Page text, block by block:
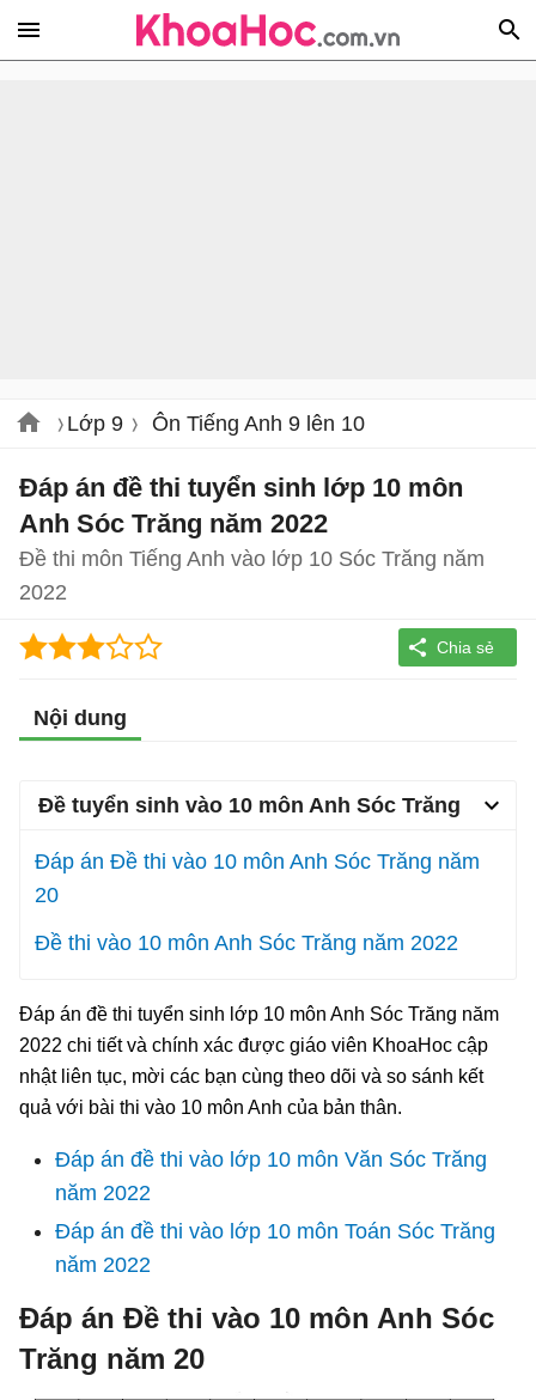
Lớp 9 Ôn Tiếng Anh 9 lên 10
Đáp án đề thi tuyển sinh lớp 10 môn
Anh Sóc Trăng năm 2022
Đề thi môn Tiếng Anh vào lớp 10 Sóc Trăng năm
2022
Nội dung
Đề tuyển sinh vào 10 môn Anh Sóc Trăng
Đáp án Đề thi vào 10 môn Anh Sóc Trăng năm
20
Đề thi vào 10 môn Anh Sóc Trăng năm 2022
Đáp án đề thi tuyển sinh lớp 10 môn Anh Sóc Trăng năm
2022 chi tiết và chính xác được giáo viên KhoaHoc cập
nhật liên tục, mời các bạn cùng theo dõi và so sánh kết
quả với bài thi vào 10 môn Anh của bản thân.
Đáp án đề thi vào lớp 10 môn Văn Sóc Trăng
năm 2022
Đáp án đề thi vào lớp 10 môn Toán Sóc Trăng
năm 2022
Đáp án Đề thi vào 10 môn Anh Sóc
Trăng năm 20